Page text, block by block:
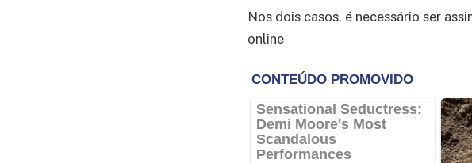
Nos dois casos, é necessário ser
online